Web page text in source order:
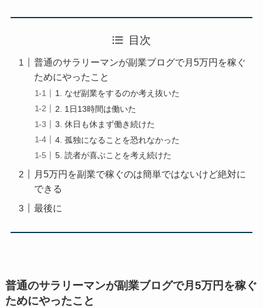
目次
普通のサラリーマンが副業ブログで月5万円を稼ぐ
ためにやったこと
1. なぜ副業をするのか考え抜いた
2. 1日13時間は働いた
3. 休日も休まず働き続けた
4. 孤独になることを恐れなかった
5. 読者が喜ぶことを考え続けた
月5万円を副業で稼ぐのは簡単ではないけど絶対に
できる
最後に
普通のサラリーマンが副業ブログで月5万円を稼ぐ
ためにやったこと